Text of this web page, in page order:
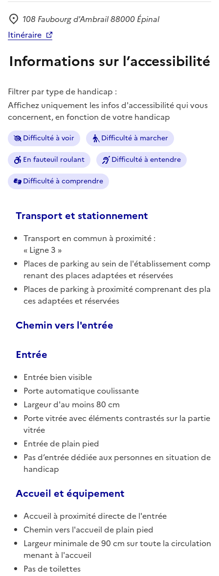
Adresse
108 Faubourg d'Ambrail 88000 Épinal
Itinéraire
Informations sur l’accessibilité
Filtrer par type de handicap :
Affichez uniquement les infos d'accessibilité qui vous
concernent, en fonction de votre handicap
Difficulté à voir Difficulté à marcher
En fauteuil roulant Difficulté à entendre
Difficulté à comprendre
Transport et stationnement
Transport en commun à proximité :
Ligne 3
Places de parking au sein de l'établissement comp
renant des places adaptées et réservées
Places de parking à proximité comprenant des pla
ces adaptées et réservées
Chemin vers l'entrée
Entrée
Entrée bien visible
Porte automatique coulissante
Largeur d'au moins 80 cm
Porte vitrée avec éléments contrastés sur la partie
vitrée
Entrée de plain pied
Pas d’entrée dédiée aux personnes en situation de
handicap
Accueil et équipement
Accueil à proximité directe de l'entrée
Chemin vers l'accueil de plain pied
Largeur minimale de 90 cm sur toute la circulation
menant à l'accueil
Pas de toilettes